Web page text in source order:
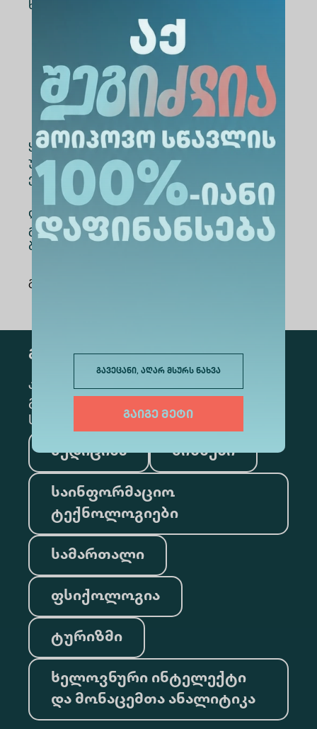
გავეცანი, აღარ მსურს ნახვა
გაიგე მეტი
ხარისხის გაუმჯობესების სტრატეგიები.
16:00–18:00 საათი
Online შეხვედრა (Microsoft Teams)
ყველა მონაწილეს გადაეცემა ალტე
უნივერსიტეტის ინგლისურენოვანი
ელექტრონული სერტიფიკატი
დაინტერესების შემთხვევაში, გთხოვთ,
გაიაროთ რეგისტრაცია მითითებულ
ბმულზე:
გაზიარება
გამოწერა
კონკრეტული მიმართულების
გამოსაწერად, მონიშნეთ შესაბამისი
სექცია
მედიცინა ბიზნესი
საინფორმაციო
ტექნოლოგიები
სამართალი
ფსიქოლოგია
ტურიზმი
ხელოვნური ინტელექტი
და მონაცემთა ანალიტიკა